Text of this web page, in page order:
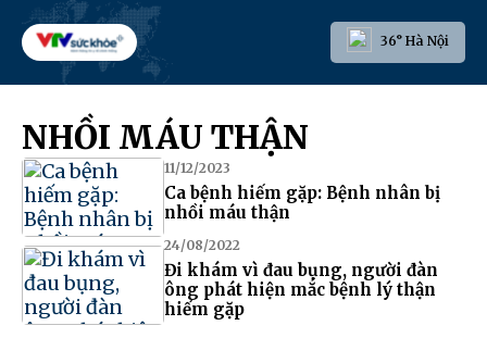
36° Hà Nội
NHỒI MÁU THẬN
11/12/2023
Ca bệnh hiếm gặp: Bệnh nhân bị
nhồi máu thận
24/08/2022
Đi khám vì đau bụng, người đàn
ông phát hiện mắc bệnh lý thận
hiếm gặp